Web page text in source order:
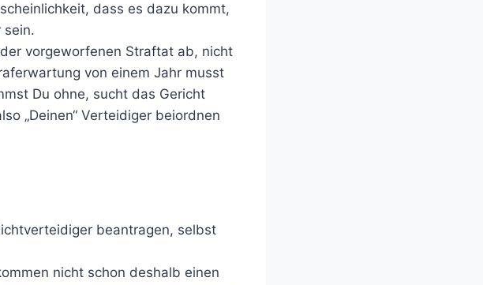
dass es dazu kommt,
sein.
vorgeworfenen Straftat ab, nicht
von einem Jahr musst
Du ohne, sucht das Gericht
„Deinen“ Verteidiger beiordnen
beantragen, selbst
nicht schon deshalb einen